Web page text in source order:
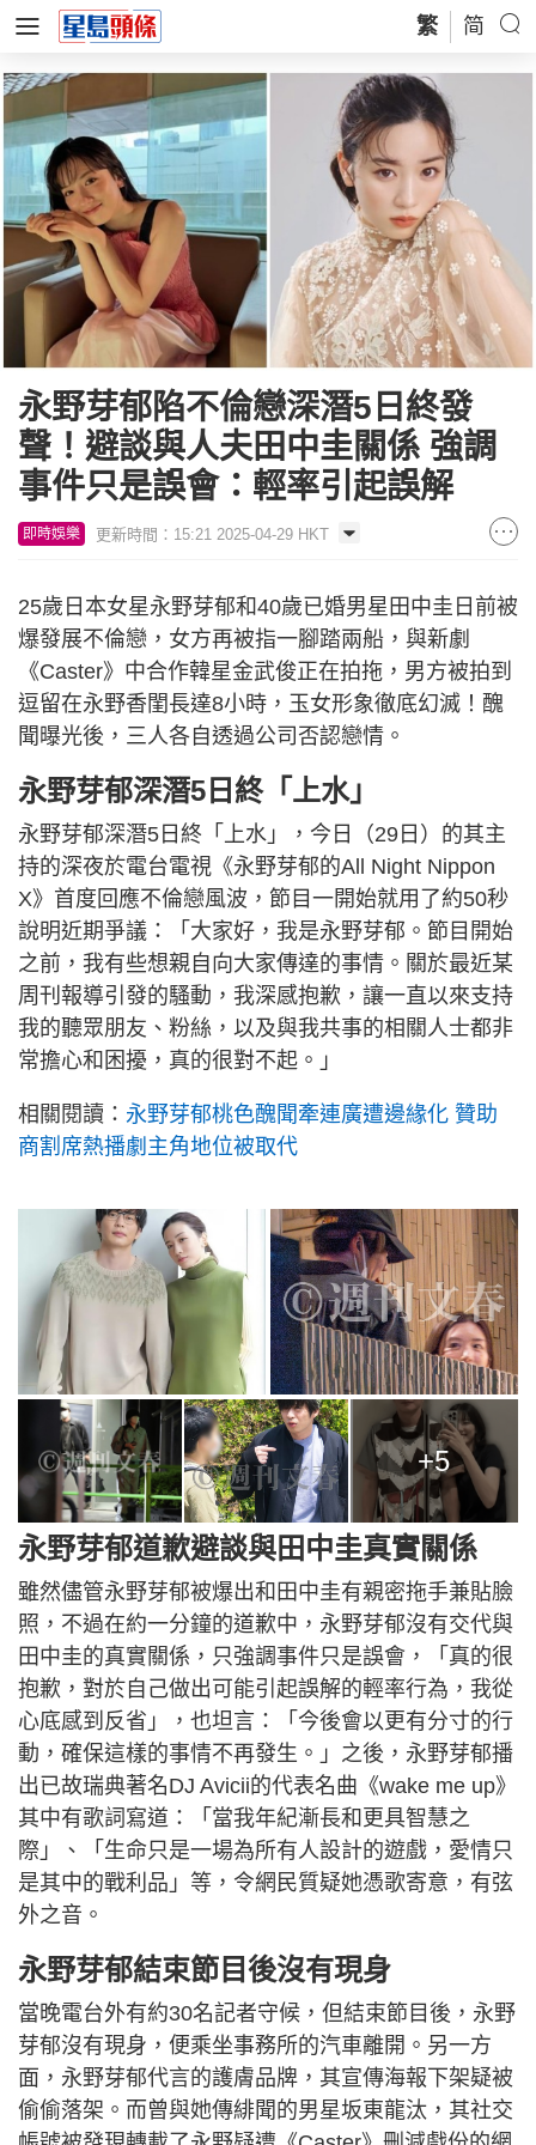
繁 简
永野芽郁陷不倫戀深潛5日終發
聲！避談與人夫田中圭關係 強調
事件只是誤會：輕率引起誤解
即時娛樂 更新時間：15:21 2025-04-29 HKT
25歲日本女星永野芽郁和40歲已婚男星田中圭日前被
爆發展不倫戀，女方再被指一腳踏兩船，與新劇
《Caster》中合作韓星金武俊正在拍拖，男方被拍到
逗留在永野香閨長達8小時，玉女形象徹底幻滅！醜
聞曝光後，三人各自透過公司否認戀情。
永野芽郁深潛5日終「上水」
永野芽郁深潛5日終「上水」，今日（29日）的其主
持的深夜於電台電視《永野芽郁的All Night Nippon
X》首度回應不倫戀風波，節目一開始就用了約50秒
說明近期爭議：「大家好，我是永野芽郁。節目開始
之前，我有些想親自向大家傳達的事情。關於最近某
周刊報導引發的騷動，我深感抱歉，讓一直以來支持
我的聽眾朋友、粉絲，以及與我共事的相關人士都非
常擔心和困擾，真的很對不起。」
相關閱讀： 永野芽郁桃色醜聞牽連廣遭邊緣化 贊助
商割席熱播劇主角地位被取代
+5
永野芽郁道歉避談與田中圭真實關係
雖然儘管永野芽郁被爆出和田中圭有親密拖手兼貼臉
照，不過在約一分鐘的道歉中，永野芽郁沒有交代與
田中圭的真實關係，只強調事件只是誤會，「真的很
抱歉，對於自己做出可能引起誤解的輕率行為，我從
心底感到反省」，也坦言：「今後會以更有分寸的行
動，確保這樣的事情不再發生。」之後，永野芽郁播
出已故瑞典著名DJ Avicii的代表名曲《wake me up》
其中有歌詞寫道：「當我年紀漸長和更具智慧之
際」、「生命只是一場為所有人設計的遊戲，愛情只
是其中的戰利品」等，令網民質疑她憑歌寄意，有弦
外之音。
永野芽郁結束節目後沒有現身
當晚電台外有約30名記者守候，但結束節目後，永野
芽郁沒有現身，便乘坐事務所的汽車離開。另一方
面，永野芽郁代言的護膚品牌，其宣傳海報下架疑被
偷偷落架。而曾與她傳緋聞的男星坂東龍汰，其社交